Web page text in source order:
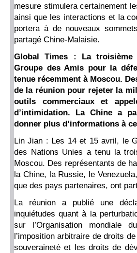
mesure stimulera certainement
ainsi que les interactions et la
portera à de nouveaux
partagé Chine-Malaisie.
Global Times : La troisième
Groupe des Amis pour la
tenue récemment à Moscou.
de la réunion pour rejeter la
outils commerciaux et
d’intimidation. La Chine a
donner plus d’informations à
Lin Jian : Les 14 et 15 avril, le
des Nations Unies a tenu la
Moscou. Des représentants de
la Chine, la Russie, le
que des pays partenaires, ont
La réunion a publié une
inquiétudes quant à la
sur l’Organisation mondiale
l’imposition arbitraire de droits
souveraineté et les droits de